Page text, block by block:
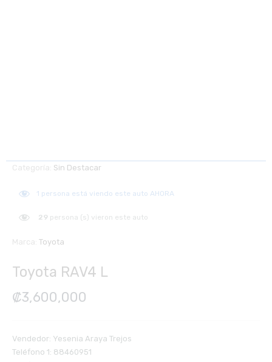
Categoría: Sin Destacar
1 persona está viendo este auto AHORA
29 persona (s) vieron este auto
Marca: Toyota
Toyota RAV4 L
₡3,600,000
Vendedor: Yesenia Araya Trejos
Teléfono 1: 88460951